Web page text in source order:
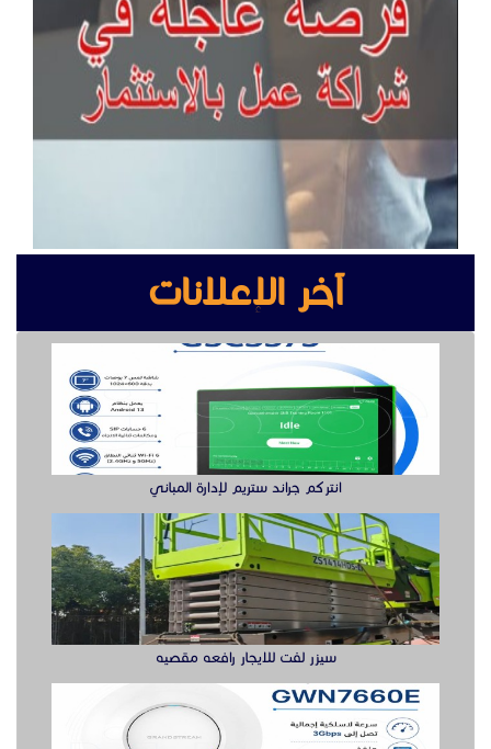
آخر الإعلانات
انتركم جراند ستريم لإدارة المباني
سيزر لفت للايجار رافعه مقصيه
أكس بوينت جراند ستريم
سويتش ريجي حل متكامل لتوسعة الشبكة